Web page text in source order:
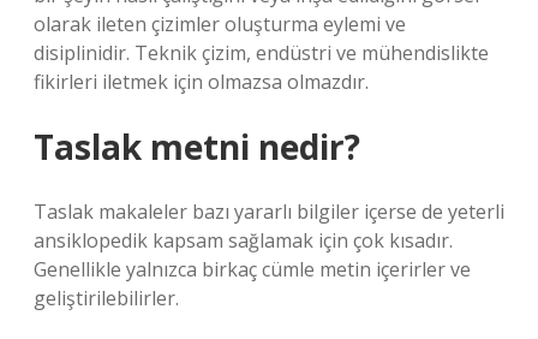
olarak ileten çizimler oluşturma eylemi ve
disiplinidir. Teknik çizim, endüstri ve mühendislikte
fikirleri iletmek için olmazsa olmazdır.
Taslak metni nedir?
Taslak makaleler bazı yararlı bilgiler içerse de yeterli
ansiklopedik kapsam sağlamak için çok kısadır.
Genellikle yalnızca birkaç cümle metin içerirler ve
geliştirilebilirler.